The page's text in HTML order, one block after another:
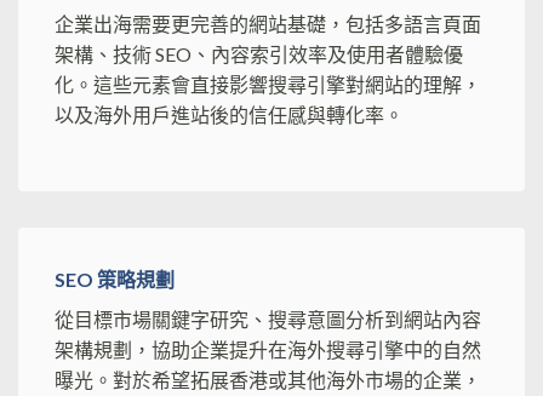
企業出海需要更完善的網站基礎，包括多語言頁面
架構、技術 SEO、內容索引效率及使用者體驗優
化。這些元素會直接影響搜尋引擎對網站的理解，
以及海外用戶進站後的信任感與轉化率。
SEO 策略規劃
從目標市場關鍵字研究、搜尋意圖分析到網站內容
架構規劃，協助企業提升在海外搜尋引擎中的自然
曝光。對於希望拓展香港或其他海外市場的企業，